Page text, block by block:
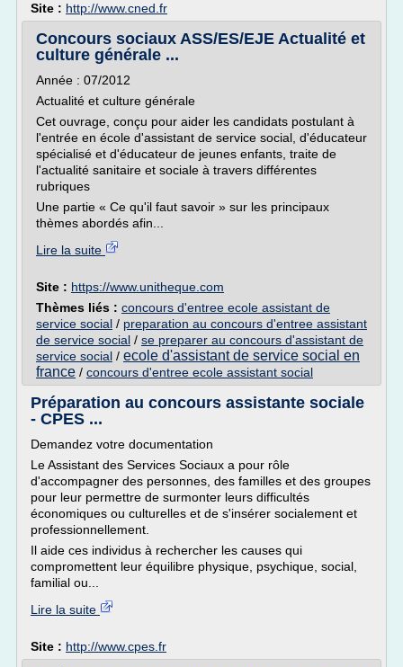
Site : http://www.cned.fr
Concours sociaux ASS/ES/EJE Actualité et
culture générale ...
Année : 07/2012
Actualité et culture générale
Cet ouvrage, conçu pour aider les candidats postulant à
l'entrée en école d'assistant de service social, d'éducateur
spécialisé et d'éducateur de jeunes enfants, traite de
l'actualité sanitaire et sociale à travers différentes
rubriques
Une partie « Ce qu'il faut savoir » sur les principaux
thèmes abordés afin...
Lire la suite
Site : https://www.unitheque.com
Thèmes liés : concours d'entree ecole assistant de
service social / preparation au concours d'entree assistant
de service social / se preparer au concours d'assistant de
service social / ecole d'assistant de service social en
france / concours d'entree ecole assistant social
Préparation au concours assistante sociale
- CPES ...
Demandez votre documentation
Le Assistant des Services Sociaux a pour rôle
d'accompagner des personnes, des familles et des groupes
pour leur permettre de surmonter leurs difficultés
économiques ou culturelles et de s'insérer socialement et
professionnellement.
Il aide ces individus à rechercher les causes qui
compromettent leur équilibre physique, psychique, social,
familial ou...
Lire la suite
Site : http://www.cpes.fr